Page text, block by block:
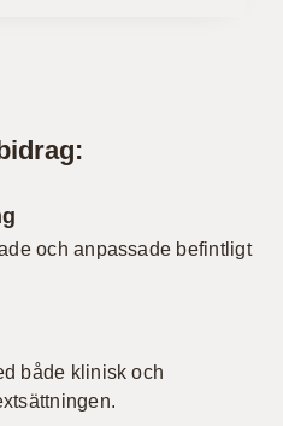
och anpassade befintligt
både klinisk och